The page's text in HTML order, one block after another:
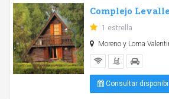
Complejo Levalle
1 estrella
Moreno y Loma
Consultar